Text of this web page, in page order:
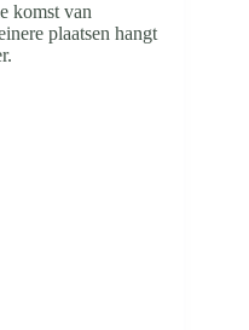
komst van
plaatsen hangt